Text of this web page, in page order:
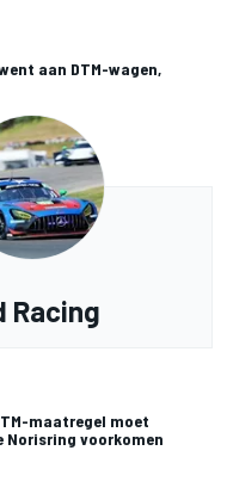
aan DTM-wagen,
Racing
maatregel moet
Norisring voorkomen